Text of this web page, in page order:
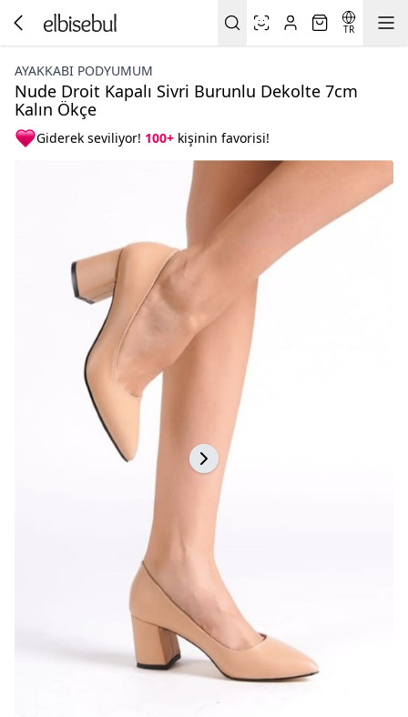
TR
AYAKKABI PODYUMUM
Nude Droit Kapalı Sivri Burunlu Dekolte 7cm
Kalın Ökçe
Giderek seviliyor! 100+ kişinin favorisi!